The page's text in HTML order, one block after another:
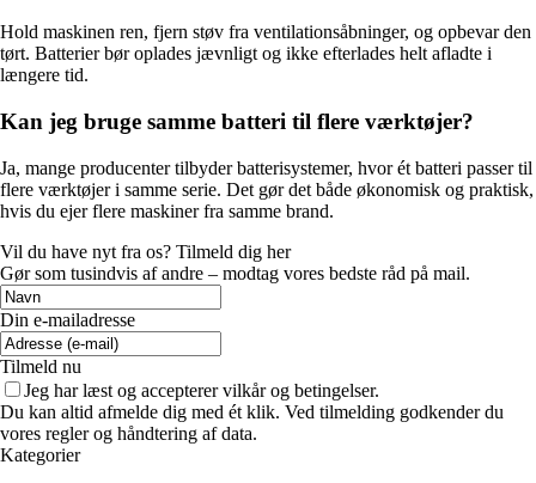
Hold maskinen ren, fjern støv fra ventilationsåbninger, og opbevar den
tørt. Batterier bør oplades jævnligt og ikke efterlades helt afladte i
længere tid.
Kan jeg bruge samme batteri til flere værktøjer?
Ja, mange producenter tilbyder batterisystemer, hvor ét batteri passer til
flere værktøjer i samme serie. Det gør det både økonomisk og praktisk,
hvis du ejer flere maskiner fra samme brand.
Vil du have nyt fra os? Tilmeld dig her
Gør som tusindvis af andre – modtag vores bedste råd på mail.
Din e-mailadresse
Tilmeld nu
Jeg har læst og accepterer vilkår og betingelser.
Du kan altid afmelde dig med ét klik. Ved tilmelding godkender du
vores regler og håndtering af data.
Kategorier